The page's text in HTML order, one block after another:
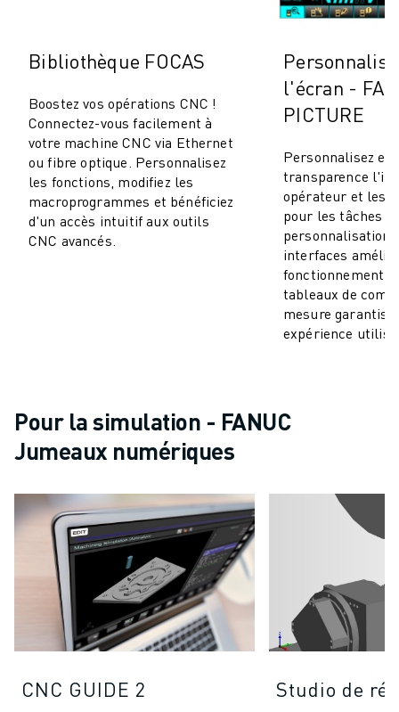
IMPRESSION
Bibliothèque FOCAS
Boostez vos opérations CNC !
Connectez-vous facilement à
votre machine CNC via Ethernet
ou fibre optique. Personnalisez
les fonctions, modifiez les
macroprogrammes et bénéficiez
d'un accès intuitif aux outils
CNC avancés.
l'écran -
PICTURE
Personnalisez en
transparence
opérateur et les
pour les tâches
personnalisation
interfaces
fonctionnement
tableaux de
mesure
expérience
Pour la simulation - FANUC
Jumeaux numériques
CNC GUIDE 2 Studio de